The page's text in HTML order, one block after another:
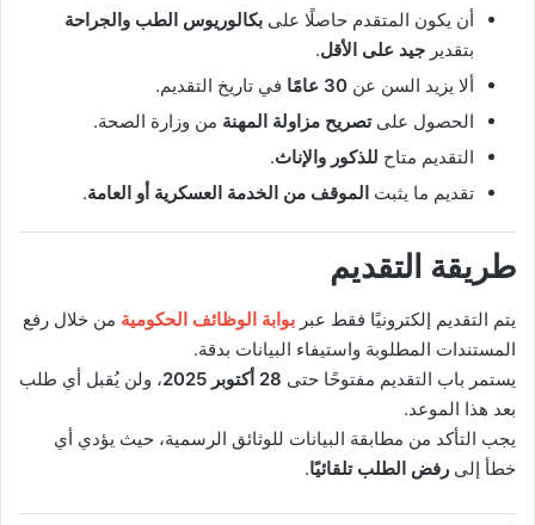
أن يكون المتقدم حاصلًا على بكالوريوس الطب والجراحة
بتقدير جيد على الأقل.
ألا يزيد السن عن 30 عامًا
في تاريخ التقديم.
الحصول علىتصريح مزاولة المهنة من وزارة الصحة.
التقديم متاح للذكور والإناث.
تقديم ما يثبت الموقف من الخدمة العسكرية أو العامة.
طريقة التقديم
يتم التقديم إلكترونيًا فقط عبر بوابة الوظائف الحكومية من خلال رفع
المستندات المطلوبة واستيفاء البيانات بدقة.
يستمر باب التقديم مفتوحًا حتى 28 أكتوبر 2025
، ولن يُقبل أي طلب
بعد هذا الموعد.
يجب التأكد من مطابقة البيانات للوثائق الرسمية، حيث يؤدي أي
خطأ إلى رفض الطلب تلقائيًا.